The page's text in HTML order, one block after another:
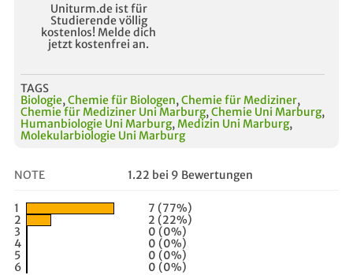
Uniturm.de ist für
Studierende völlig
kostenlos! Melde dich
jetzt kostenfrei an.
TAGS
Biologie, Chemie für Biologen, Chemie für Mediziner,
Chemie für Mediziner Uni Marburg, Chemie Uni Marburg,
Humanbiologie Uni Marburg, Medizin Uni Marburg,
Molekularbiologie Uni Marburg
NOTE 1.22 bei 9 Bewertungen
1
7 (77%)
2
2 (22%)
3
0 (0%)
4
0 (0%)
5
0 (0%)
6
0 (0%)